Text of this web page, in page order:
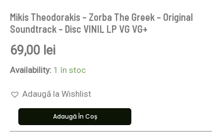
Mikis Theodorakis – Zorba The Greek – Original
Soundtrack – Disc VINIL LP VG VG+
69,00 lei
Availability: 1 în stoc
Adaugă la Wishlist
Adaugă În Coș